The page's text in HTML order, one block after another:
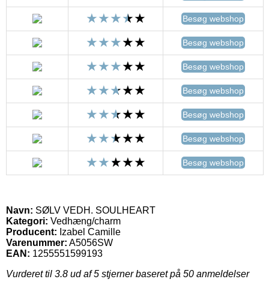
Besøg webshop
Besøg webshop
Besøg webshop
Besøg webshop
Besøg webshop
Besøg webshop
Besøg webshop
Navn: SØLV VEDH. SOULHEART
Kategori: Vedhæng/charm
Producent: Izabel Camille
Varenummer: A5056SW
EAN: 1255551599193
Vurderet til 3.8 ud af 5 stjerner baseret på 50 anmeldelser